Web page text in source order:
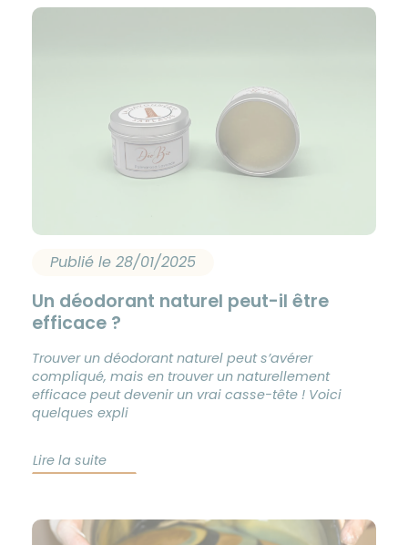
Publié le 28/01/2025
Un déodorant naturel peut-il être
efficace ?
Trouver un déodorant naturel peut s’avérer
compliqué, mais en trouver un naturellement
efficace peut devenir un vrai casse-tête ! Voici
quelques expli
Lire la suite